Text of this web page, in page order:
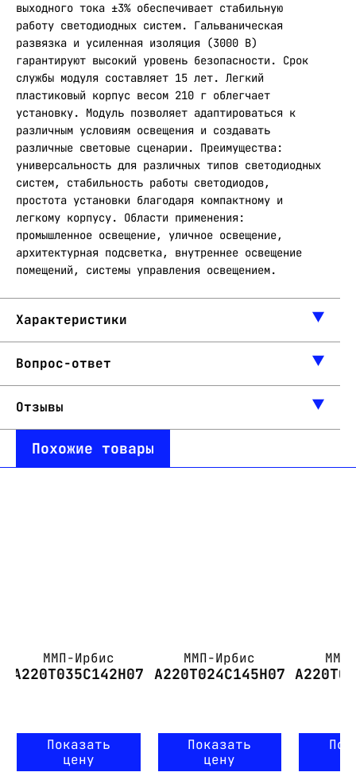
выходного тока ±3% обеспечивает стабильную
работу светодиодных систем. Гальваническая
развязка и усиленная изоляция (3000 В)
гарантируют высокий уровень безопасности. Срок
службы модуля составляет 15 лет. Легкий
пластиковый корпус весом 210 г облегчает
установку. Модуль позволяет адаптироваться к
различным условиям освещения и создавать
различные световые сценарии. Преимущества:
универсальность для различных типов светодиодных
систем, стабильность работы светодиодов,
простота установки благодаря компактному и
легкому корпусу. Области применения:
промышленное освещение, уличное освещение,
архитектурная подсветка, внутреннее освещение
помещений, системы управления освещением.
Характеристики
Вопрос-ответ
Отзывы
Похожие товары
ММП-Ирбис
А220Т035С142Н07
Показать
цену
ММП-Ирбис
А220Т024С145Н07
Показать
цену